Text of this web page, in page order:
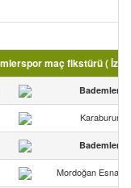
maç fikstürü (
Mordoğan